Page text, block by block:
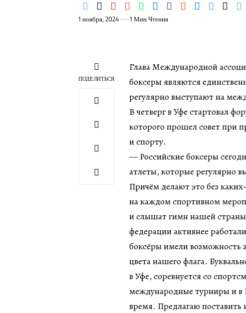
1 ноября, 2024 1 Мин Чтения
ПОДЕЛИТЬСЯ
Глава Международной
боксеры являются
регулярно выступают на
В четверг в Уфе стартовал
которого прошел совет при
и спорту.
— Российские боксеры
атлеты, которые регулярно
Причём делают это без
на каждом спортивном
и слышат гимн нашей
федерации активнее
боксёры имели
цвета нашего флага.
в Уфе, соревнуется со
международные турниры и в
время. Предлагаю поставить